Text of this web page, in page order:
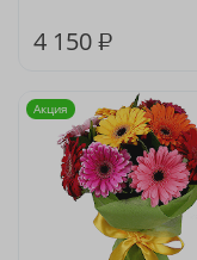
4 150 ₽
Акция